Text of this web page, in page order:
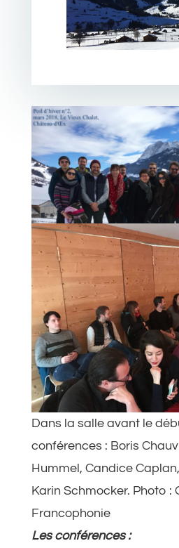
Dans la salle avant le
conférences : Boris
Hummel, Candice
Karin Schmocker. Photo :
Francophonie
Les conférences :